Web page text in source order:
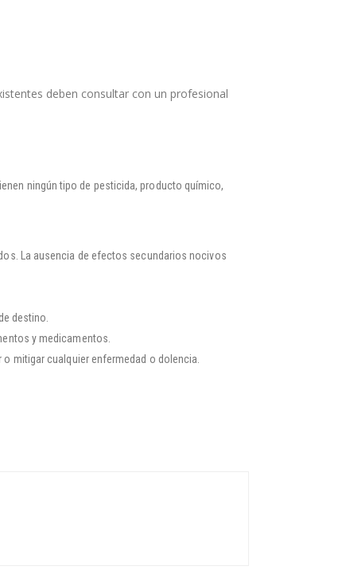
deben consultar con un profesional
ningún tipo de pesticida, producto químico,
La ausencia de efectos secundarios nocivos
destino.
y medicamentos.
mitigar cualquier enfermedad o dolencia.